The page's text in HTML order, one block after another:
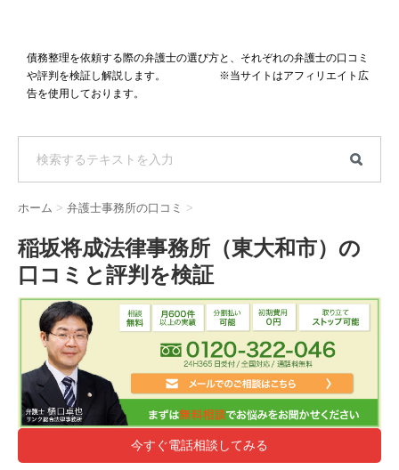
債務整理を依頼する際の弁護士の選び方と、それぞれの弁護士の口コミ
や評判を検証し解説します。 ※当サイトはアフィリエイト広
告を使用しております。
ホーム > 弁護士事務所の口コミ >
稲坂将成法律事務所（東大和市）の
口コミと評判を検証
今すぐ電話相談してみる